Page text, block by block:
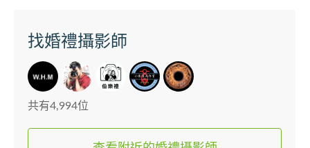
找婚禮攝影師
共有4,994位